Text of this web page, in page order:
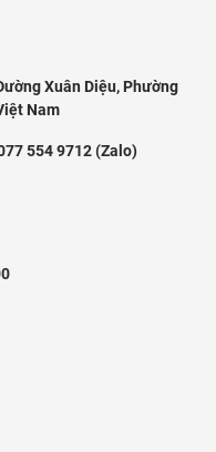
Xuân Diệu, Phường
Nam
554 9712 (Zalo)